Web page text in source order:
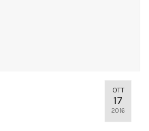
OTT
17
2016